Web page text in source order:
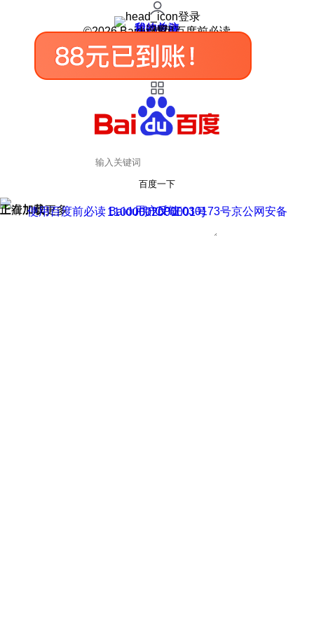
登录
我的关注
我的收藏
皮肤中心
用户反馈
设置
©2026 Baidu 使用百度前必读
百度一下
正在加载
上滑加载更多 用户反馈
使用百度前必读 Baidu 京ICP证030173号
京公网安备11000002000001号